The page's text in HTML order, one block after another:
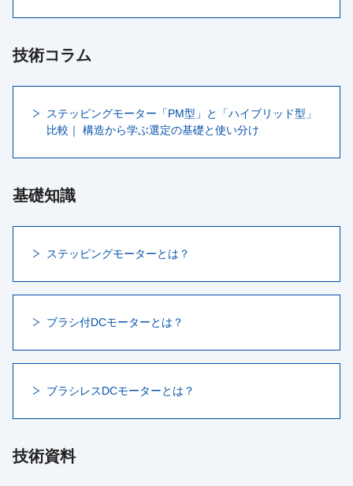
技術コラム
ステッピングモーター「PM型」と「ハイブリッド型」
比較｜ 構造から学ぶ選定の基礎と使い分け
基礎知識
ステッピングモーターとは？
ブラシ付DCモーターとは？
ブラシレスDCモーターとは？
技術資料